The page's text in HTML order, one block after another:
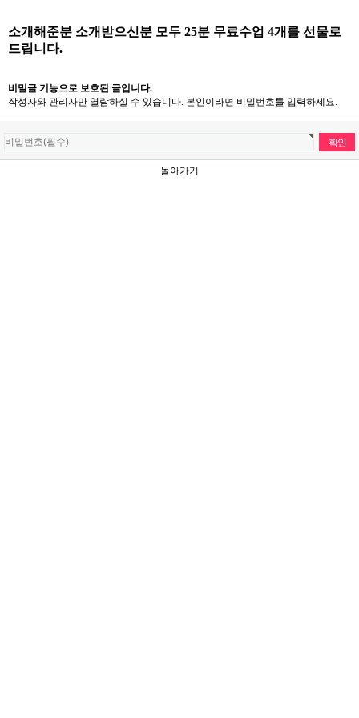
소개해준분 소개받으신분 모두 25분 무료수업 4개를 선물로
드립니다.
비밀글 기능으로 보호된 글입니다.
작성자와 관리자만 열람하실 수 있습니다. 본인이라면 비밀번호를 입력하세요.
돌아가기